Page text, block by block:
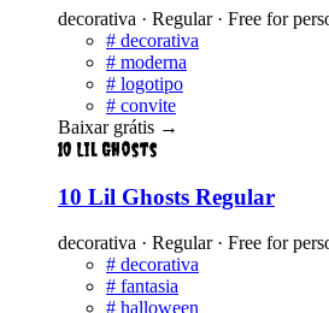
decorativa · Regular · Free for
# decorativa
# moderna
# logotipo
# convite
Baixar grátis →
10 Lil Ghosts
10 Lil Ghosts Regular
decorativa · Regular · Free for
# decorativa
# fantasia
# halloween